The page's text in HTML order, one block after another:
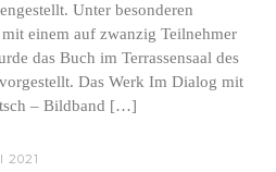
Unter besonderen
einem auf zwanzig Teilnehmer
das Buch im Terrassensaal des
Das Werk Im Dialog mit
– Bildband […]
2021